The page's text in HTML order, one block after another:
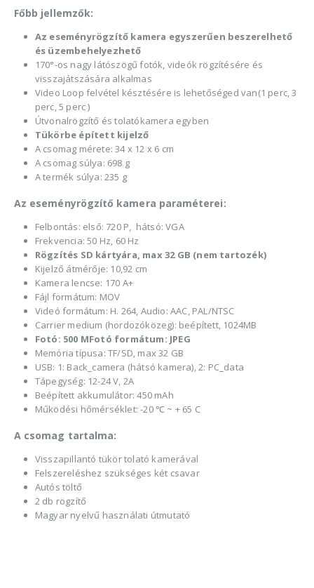
Főbb jellemzők:
Az eseményrögzítő kamera egyszerűen beszerelhető
és üzembehelyezhető
170°-os nagy látószögű fotók, videók rögzítésére és
visszajátszására alkalmas
Video Loop felvétel késztésére is lehetőséged van(1 perc, 3
perc, 5 perc )
Útvonalrögzítő és tolatókamera egyben
Tükörbe épített kijelző
A csomag mérete: 34 x 12 x 6 cm
A csomag súlya: 698 g
A termék súlya: 235 g
Az eseményrögzítő kamera paraméterei:
Felbontás: első: 720 P, hátsó: VGA
Frekvencia: 50 Hz, 60 Hz
Rögzítés SD kártyára, max 32 GB (nem tartozék)
Kijelző átmérője: 10,92 cm
Kamera lencse: 170 A+
Fájl formátum: MOV
Videó formátum: H. 264, Audio: AAC, PAL/NTSC
Carrier medium (hordozóközeg): beépített, 1024MB
Fotó: 500 MFotó formátum: JPEG
Memória típusa: TF/SD, max 32 GB
USB: 1: Back_camera (hátsó kamera), 2: PC_data
Tápegység: 12-24 V, 2A
Beépített akkumulátor: 450 mAh
Működési hőmérséklet: -20 ℃ ~ + 65 C
A csomag tartalma:
Visszapillantó tükör tolató kamerával
Felszereléshez szükséges két csavar
Autós töltő
2 db rögzítő
Magyar nyelvű használati útmutató